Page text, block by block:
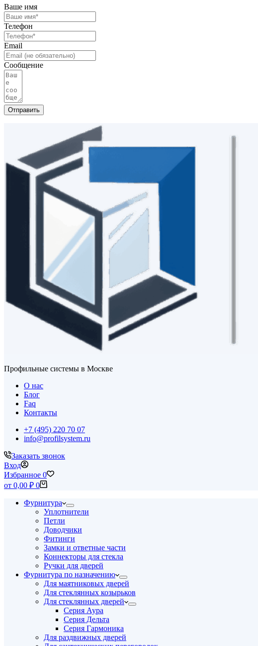
Ваше имя
Телефон
Email
Сообщение
Отправить
Профильные системы в Москве
О нас
Блог
Faq
Контакты
+7 (495) 220 70 07
info@profilsystem.ru
Заказать звонок
Вход
Избранное 0
Корзина
от 0,00 ₽ 0
Фурнитура
Уплотнители
Петли
Доводчики
Фитинги
Замки и ответные части
Коннекторы для стекла
Ручки для дверей
Фурнитура по назначению
Для маятниковых дверей
Для стеклянных козырьков
Для стеклянных дверей
Серия Аура
Серия Дельта
Серия Гармоника
Для раздвижных дверей